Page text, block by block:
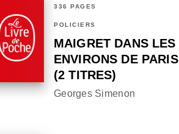
336 PAGES
POLICIERS
MAIGRET DANS LES
ENVIRONS DE PARIS
(2 TITRES)
Georges Simenon